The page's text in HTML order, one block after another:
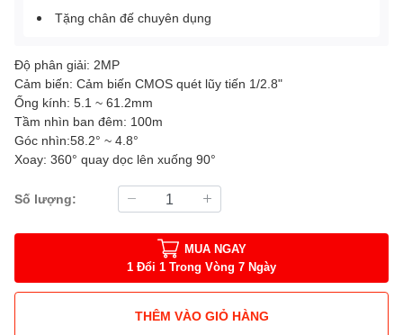
Tặng chân đế chuyên dụng
Độ phân giải: 2MP
Cảm biến: Cảm biến CMOS quét lũy tiến 1/2.8"
Ống kính: 5.1 ~ 61.2mm
Tầm nhìn ban đêm: 100m
Góc nhìn:58.2° ~ 4.8°
Xoay: 360° quay dọc lên xuống 90°
Số lượng:
MUA NGAY
1 Đổi 1 Trong Vòng 7 Ngày
THÊM VÀO GIỎ HÀNG